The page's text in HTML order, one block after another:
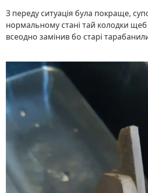
З переду ситуація була покраще,
нормальному стані тай колодки
всеодно замінив бо старі